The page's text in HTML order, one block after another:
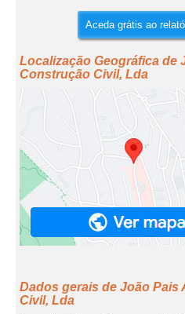
Aceda grátis ao
Localização Geográfica de
Construção Civil, Lda
Dados gerais de João Pais
Civil, Lda